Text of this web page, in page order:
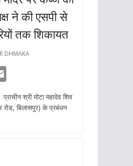
पर कब्जे का
ने की एसपी से
तक शिकायत
DHMAKA
E
mश्री मोटा महादेव शिव